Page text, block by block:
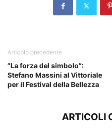
Articolo precedente
“La forza del simbolo”:
Stefano Massini al Vittoriale
per il Festival della Bellezza
ARTICOLI